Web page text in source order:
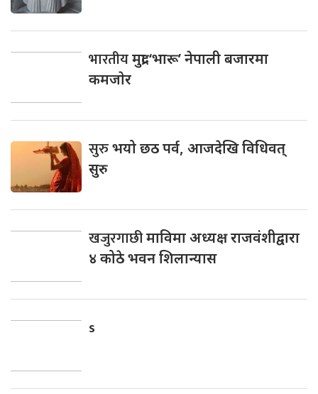
भारतीयमुद्रा ‘भारू’ नेपाली बजारमा
कमजाेर
सुरुभयो छठ पर्व, आजदेखि विधिवत्
सुरु
खजुरगाछीमाविमा अध्यक्ष राजवंशीद्वारा
४ कोठे भवन शिलान्यास
s